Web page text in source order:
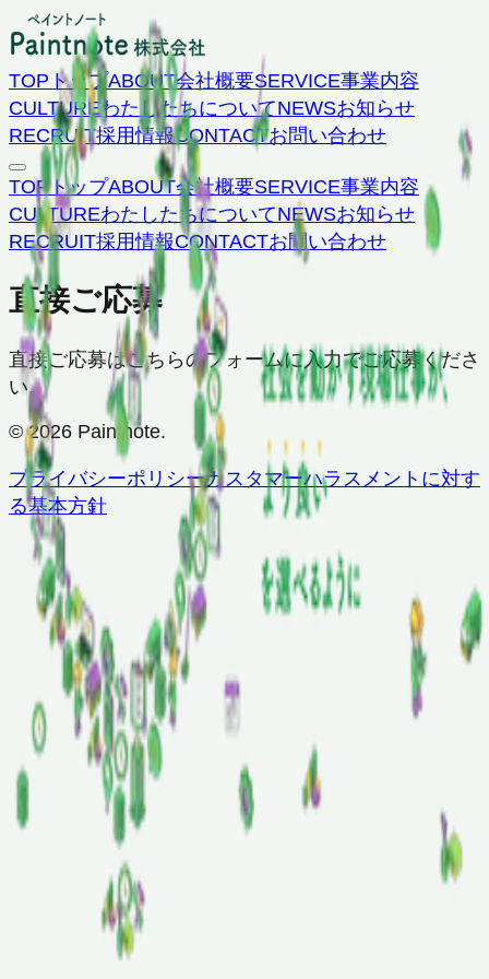
TOP トップABOUT会社概要SERVICE事業内容
CULTUREわたしたちについてNEWSお知らせ
RECRUIT採用情報CONTACTお問い合わせ
TOPトップABOUT会社概要SERVICE事業内容
CULTUREわたしたちについてNEWSお知らせ
RECRUIT採用情報CONTACTお問い合わせ
直接ご応募
直接ご応募はこちらのフォームに入力でご応募くださ
い。
© 2026 Paintnote.
プライバシーポリシーカスタマーハラスメントに対す
る基本方針